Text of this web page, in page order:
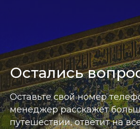
Остались
Оставьте свой номер
менеджер расскажет
путешествии, ответит на